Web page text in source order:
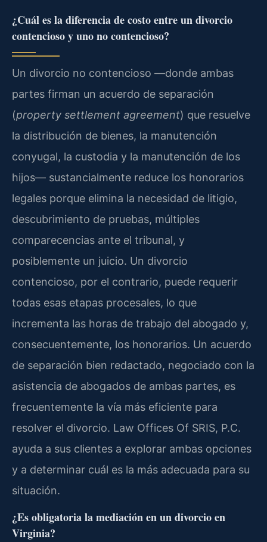
¿Cuál es la diferencia de costo entre un divorcio
contencioso y uno no contencioso?
Un divorcio no contencioso —donde ambas
partes firman un acuerdo de separación
(property settlement agreement) que resuelve
la distribución de bienes, la manutención
conyugal, la custodia y la manutención de los
hijos— sustancialmente reduce los honorarios
legales porque elimina la necesidad de litigio,
descubrimiento de pruebas, múltiples
comparecencias ante el tribunal, y
posiblemente un juicio. Un divorcio
contencioso, por el contrario, puede requerir
todas esas etapas procesales, lo que
incrementa las horas de trabajo del abogado y,
consecuentemente, los honorarios. Un acuerdo
de separación bien redactado, negociado con la
asistencia de abogados de ambas partes, es
frecuentemente la vía más eficiente para
resolver el divorcio. Law Offices Of SRIS, P.C.
ayuda a sus clientes a explorar ambas opciones
y a determinar cuál es la más adecuada para su
situación.
¿Es obligatoria la mediación en un divorcio en
Virginia?